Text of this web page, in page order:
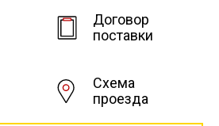
Договор
поставки
Схема
проезда